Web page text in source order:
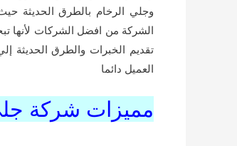
وجلي الرخام بالطرق الحديثة
الشركة من افضل الشركات لأنها
تقديم الخبرات والطرق
العميل دائما
مميزات شركة